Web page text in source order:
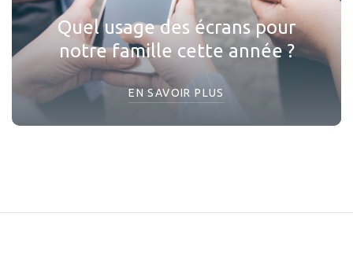
Quel usage des écrans pour
notre famille cette année ?
EN SAVOIR PLUS